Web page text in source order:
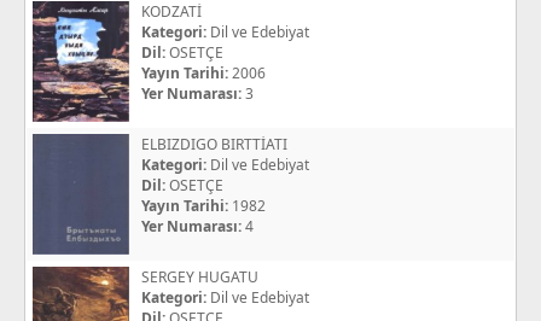
KODZATİ
Kategori: Dil ve Edebiyat
Dil:OSETÇE
Yayın Tarihi:2006
Yer Numarası:3
ELBIZDIGO BIRTTİATI
Kategori: Dil ve Edebiyat
Dil:OSETÇE
Yayın Tarihi: 1982
Yer Numarası:4
SERGEY HUGATU
Kategori: Dil ve Edebiyat